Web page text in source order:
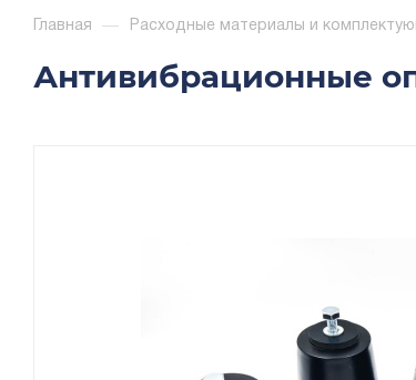
Главная — Расходные материалы и
Антивибрационные